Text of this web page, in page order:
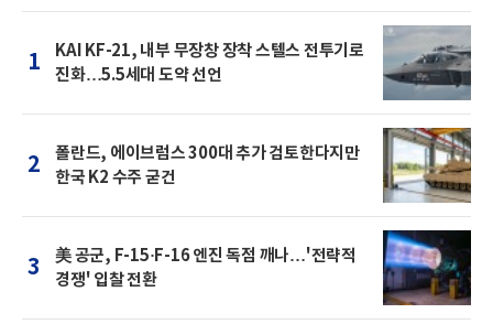
1
KAI KF-21, 내부 무장창 장착 스텔스 전투기로
진화…5.5세대 도약 선언
2
폴란드, 에이브럼스 300대 추가 검토한다지만
한국 K2 수주 굳건
3
美 공군, F-15·F-16 엔진 독점 깨나…'전략적
경쟁' 입찰 전환